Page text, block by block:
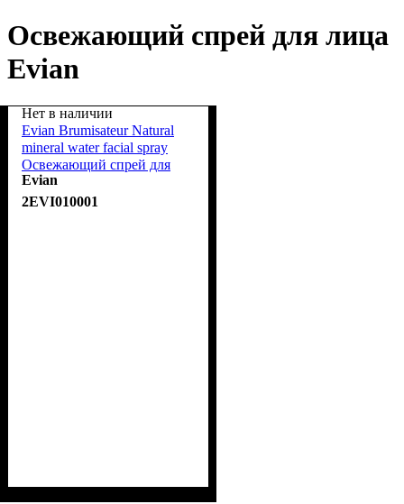
Освежающий спрей для лица
Evian
Нет в наличии
Evian Brumisateur Natural
mineral water facial spray
Освежающий спрей для
лица 50 ml
Evian
2EVI010001